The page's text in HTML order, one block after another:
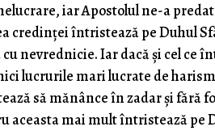
iar Apostolul ne-a
credinţei întristează pe Duhul
cu nevrednicie. Iar dacă şi cel ce
lucrurile mari lucrate de
să mănânce în zadar şi fără
aceasta mai mult întristează pe